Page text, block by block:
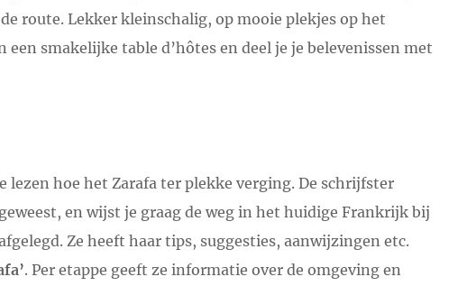
route. Lekker kleinschalig, op mooie plekjes op het
een smakelijke table d’hôtes en deel je je belevenissen met
hoe het Zarafa ter plekke verging. De schrijfster
en wijst je graag de weg in het huidige Frankrijk bij
Ze heeft haar tips, suggesties, aanwijzingen etc.
. Per etappe geeft ze informatie over de omgeving en